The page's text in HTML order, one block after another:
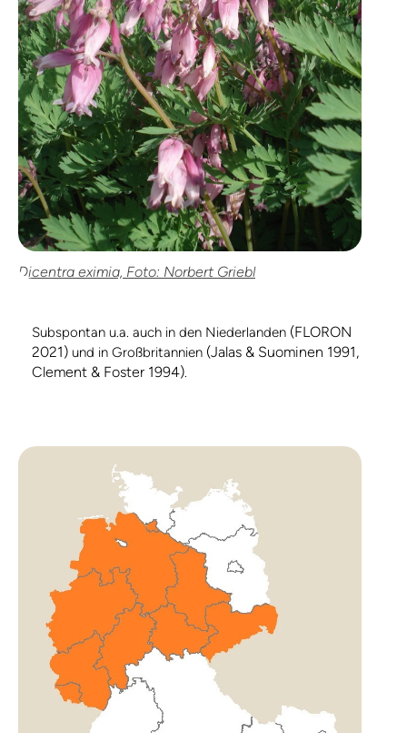
Dicentra eximia, Foto: Norbert Griebl
Subspontan u.a. auch in den Niederlanden (FLORON
2021) und in Großbritannien (Jalas & Suominen 1991,
Clement & Foster 1994).